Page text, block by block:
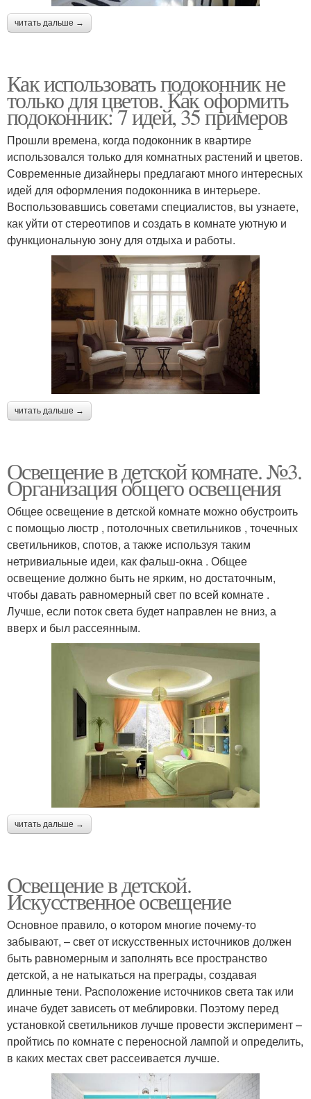
читать дальше →
Как использовать подоконник не
только для цветов. Как оформить
подоконник: 7 идей, 35 примеров
Прошли времена, когда подоконник в квартире
использовался только для комнатных растений и цветов.
Современные дизайнеры предлагают много интересных
идей для оформления подоконника в интерьере.
Воспользовавшись советами специалистов, вы узнаете,
как уйти от стереотипов и создать в комнате уютную и
функциональную зону для отдыха и работы.
читать дальше →
Освещение в детской комнате. №3.
Организация общего освещения
Общее освещение в детской комнате можно обустроить
с помощью люстр , потолочных светильников , точечных
светильников, спотов, а также используя таким
нетривиальные идеи, как фальш-окна . Общее
освещение должно быть не ярким, но достаточным,
чтобы давать равномерный свет по всей комнате .
Лучше, если поток света будет направлен не вниз, а
вверх и был рассеянным.
читать дальше →
Освещение в детской.
Искусственное освещение
Основное правило, о котором многие почему-то
забывают, – свет от искусственных источников должен
быть равномерным и заполнять все пространство
детской, а не натыкаться на преграды, создавая
длинные тени. Расположение источников света так или
иначе будет зависеть от меблировки. Поэтому перед
установкой светильников лучше провести эксперимент –
пройтись по комнате с переносной лампой и определить,
в каких местах свет рассеивается лучше.